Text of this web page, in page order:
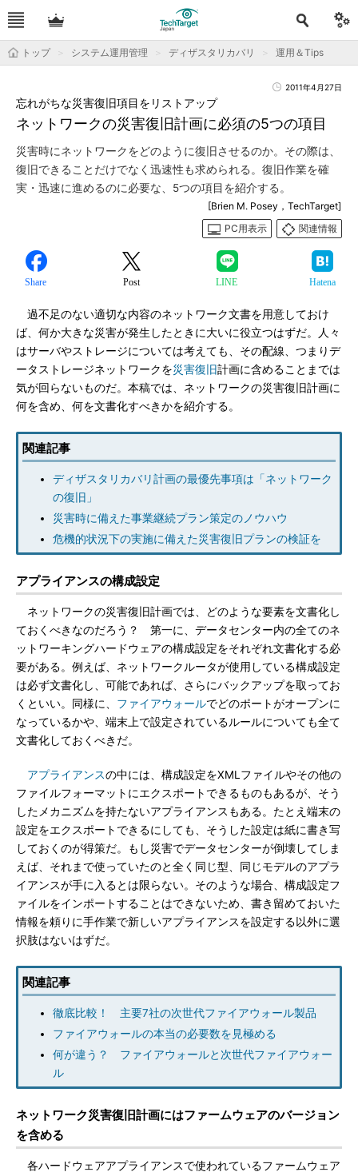
トップ システム運用管理 ディザスタリカバリ 運用＆Tips
2011年4月27日
ネットワークの災害復旧計画に必須の5つの項目
忘れがちな災害復旧項目をリストアップ
災害時にネットワークをどのように復旧させるのか。その際は、
復旧できることだけでなく迅速性も求められる。復旧作業を確
実・迅速に進めるのに必要な、5つの項目を紹介する。
[Brien M. Posey，TechTarget]
PC用表示
関連情報
Share Post LINE Hatena
過不足のない適切な内容のネットワーク文書を用意しておけ
ば、何か大きな災害が発生したときに大いに役立つはずだ。人々
はサーバやストレージについては考えても、その配線、つまりデ
ータストレージネットワークを災害復旧計画に含めることまでは
気が回らないものだ。本稿では、ネットワークの災害復旧計画に
何を含め、何を文書化すべきかを紹介する。
関連記事
ディザスタリカバリ計画の最優先事項は「ネットワーク
の復旧」
災害時に備えた事業継続プラン策定のノウハウ
危機的状況下の実施に備えた災害復旧プランの検証を
アプライアンスの構成設定
ネットワークの災害復旧計画では、どのような要素を文書化し
ておくべきなのだろう？ 第一に、データセンター内の全てのネ
ットワーキングハードウェアの構成設定をそれぞれ文書化する必
要がある。例えば、ネットワークルータが使用している構成設定
は必ず文書化し、可能であれば、さらにバックアップを取ってお
くといい。同様に、 ファイアウォールでどのポートがオープンに
なっているかや、端末上で設定されているルールについても全て
文書化しておくべきだ。
アプライアンスの中には、構成設定をXMLファイルやその他の
ファイルフォーマットにエクスポートできるものもあるが、そう
したメカニズムを持たないアプライアンスもある。たとえ端末の
設定をエクスポートできるにしても、そうした設定は紙に書き写
しておくのが得策だ。もし災害でデータセンターが倒壊してしま
えば、それまで使っていたのと全く同じ型、同じモデルのアプラ
イアンスが手に入るとは限らない。そのような場合、構成設定フ
ァイルをインポートすることはできないため、書き留めておいた
情報を頼りに手作業で新しいアプライアンスを設定する以外に選
択肢はないはずだ。
関連記事
徹底比較！ 主要7社の次世代ファイアウォール製品
ファイアウォールの本当の必要数を見極める
何が違う？ ファイアウォールと次世代ファイアウォー
ル
ネットワーク災害復旧計画にはファームウェアのバージョン
を含める
各ハードウェアアプライアンスで使われているファームウェア